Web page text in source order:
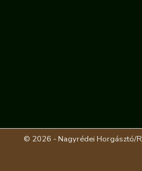
© 2026 - Nagyrédei Horgásztó/